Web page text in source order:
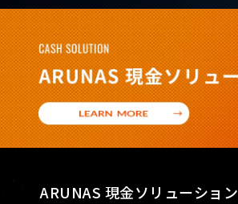
ARUNAS 現金ソリューション